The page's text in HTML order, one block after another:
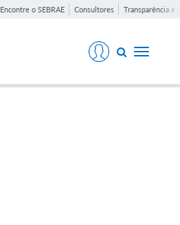
Encontre o SEBRAE Consultores Transparência e
Toggle